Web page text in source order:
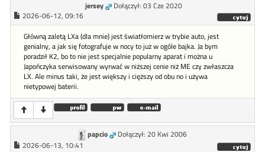
jersey
Dołączył: 03 Cze 2020
2026-06-12, 09:16
Główną zaletą LXa (dla mnie) jest światłomierz w trybie auto, jest
genialny, a jak się fotografuje w nocy to już w ogóle bajka. Ja bym
poradził K2, bo to nie jest specjalnie popularny aparat i można u
Japończyka serwisowany wyrwać w niższej cenie niż ME czy zwłaszcza
LX. Ale minus taki, że jest większy i cięższy od obu no i używa
nietypowej baterii.
papcio
Dołączył: 20 Kwi 2006
2026-06-13, 10:41